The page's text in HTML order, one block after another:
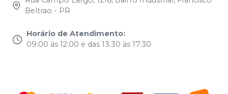
Beltrao - PR
Horário de Atendimento:
09:00 às 12:00 e das 13:30 às 17:30